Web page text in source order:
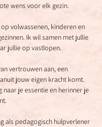
wens voor elk gezin.
volwassenen, kinderen en
Ik wil samen met jullie
jullie op vastlopen.
vertrouwen aan, een
jouw eigen kracht komt.
naar je essentie en herinner je
als pedagogisch hulpverlener